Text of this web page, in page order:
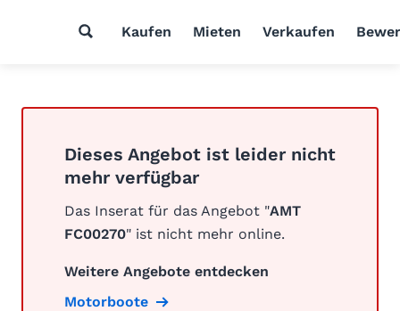
Kaufen Mieten Verkaufen
Dieses Angebot ist leider nicht
mehr verfügbar
Das Inserat für das Angebot "AMT
FC00270" ist nicht mehr online.
Weitere Angebote entdecken
Motorboote